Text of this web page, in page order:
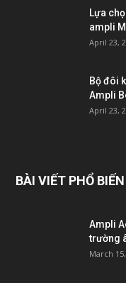
Lựa
ampli
April 23,
Bộ đôi
Ampli
April 23,
BÀI VIẾT PHỔ BIẾN
Ampli
trường
March